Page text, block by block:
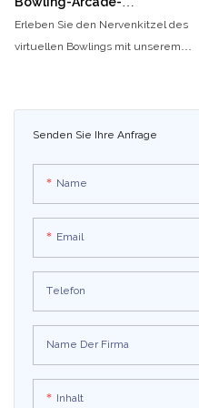
Senden Sie Ihre Anfrage
Name
Email
Telefon
Name Der Firma
Inhalt
Spielsimulator
Erleben Sie den Nervenkitzel des
virtuellen Bowlings mit unserem
Ihre Freunde und fordern Sie sich
gegenseitig zu einem
wettbewerbsorientierten
virtuellen Umgebung heraus